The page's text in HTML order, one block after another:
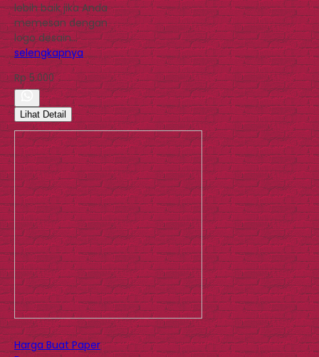
lebih baik jika Anda
memesan dengan
logo desain…
selengkapnya
Rp 5.000
Lihat Detail
Harga Buat Paper